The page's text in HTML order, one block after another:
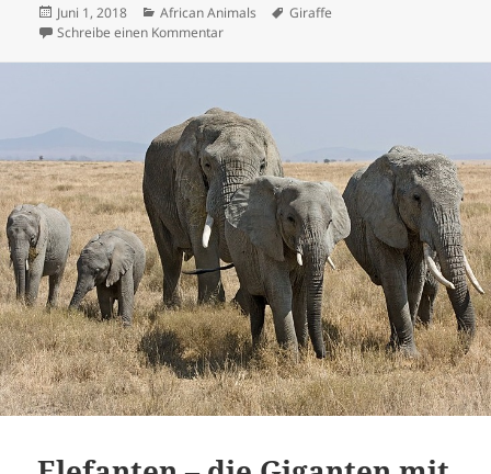
Veröffentlicht
am
Juni 1, 2018 Kategorien
African Animals Schlagwörter
Giraffe
Schreibe einen Kommentarzu Die Giraffe behält den Überblick